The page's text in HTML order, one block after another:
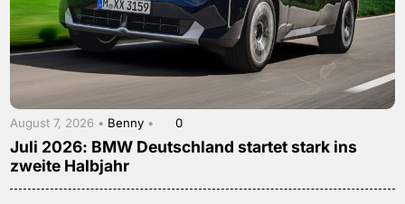
August 7, 2026 • Benny • 0
Juli 2026: BMW Deutschland startet stark ins
zweite Halbjahr